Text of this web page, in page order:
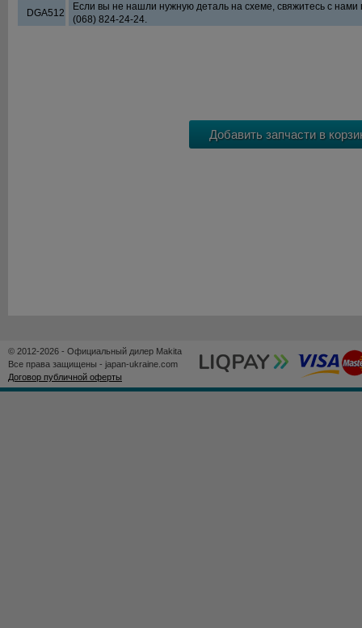
DGA512
Если вы не нашли нужную деталь на схеме, свяжитесь с
(068) 824-24-24.
© 2012-2026 - Официальный дилер Makita
Все права защищены - japan-ukraine.com
Договор публичной оферты